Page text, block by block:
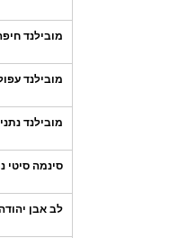
מובילנד
מובילנד
מובילנד
סינמה סיטי
לב אבן